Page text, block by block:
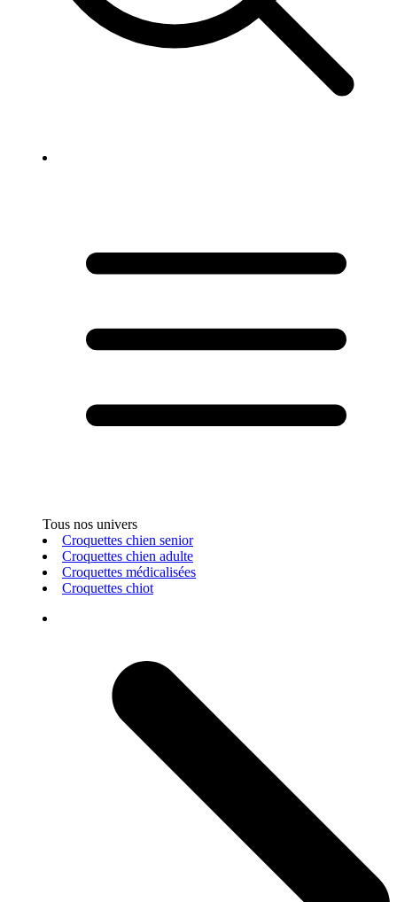
Tous nos univers
Croquettes chien senior
Croquettes chien adulte
Croquettes médicalisées
Croquettes chiot